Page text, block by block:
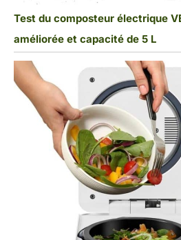
Test du composteur électrique
améliorée et capacité de 5 L